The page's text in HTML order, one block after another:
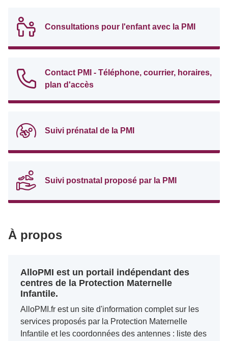
Consultations pour l'enfant avec la PMI
Contact PMI - Téléphone, courrier, horaires,
plan d'accès
Suivi prénatal de la PMI
Suivi postnatal proposé par la PMI
À propos
AlloPMI est un portail indépendant des
centres de la Protection Maternelle
Infantile.
AlloPMI.fr est un site d'information complet sur les
services proposés par la Protection Maternelle
Infantile et les coordonnées des antennes : liste des